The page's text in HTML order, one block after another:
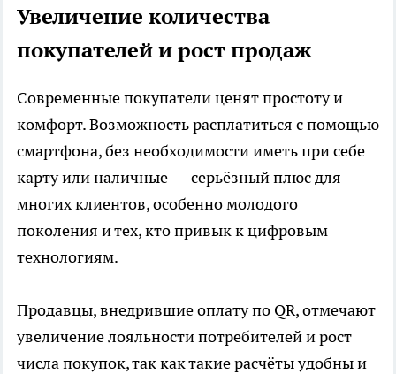
Увеличение количества
покупателей и рост продаж
Современные покупатели ценят простоту и
комфорт. Возможность расплатиться с помощью
смартфона, без необходимости иметь при себе
карту или наличные — серьёзный плюс для
многих клиентов, особенно молодого
поколения и тех, кто привык к цифровым
технологиям.
Продавцы, внедрившие оплату по QR, отмечают
увеличение лояльности потребителей и рост
числа покупок, так как такие расчёты удобны и